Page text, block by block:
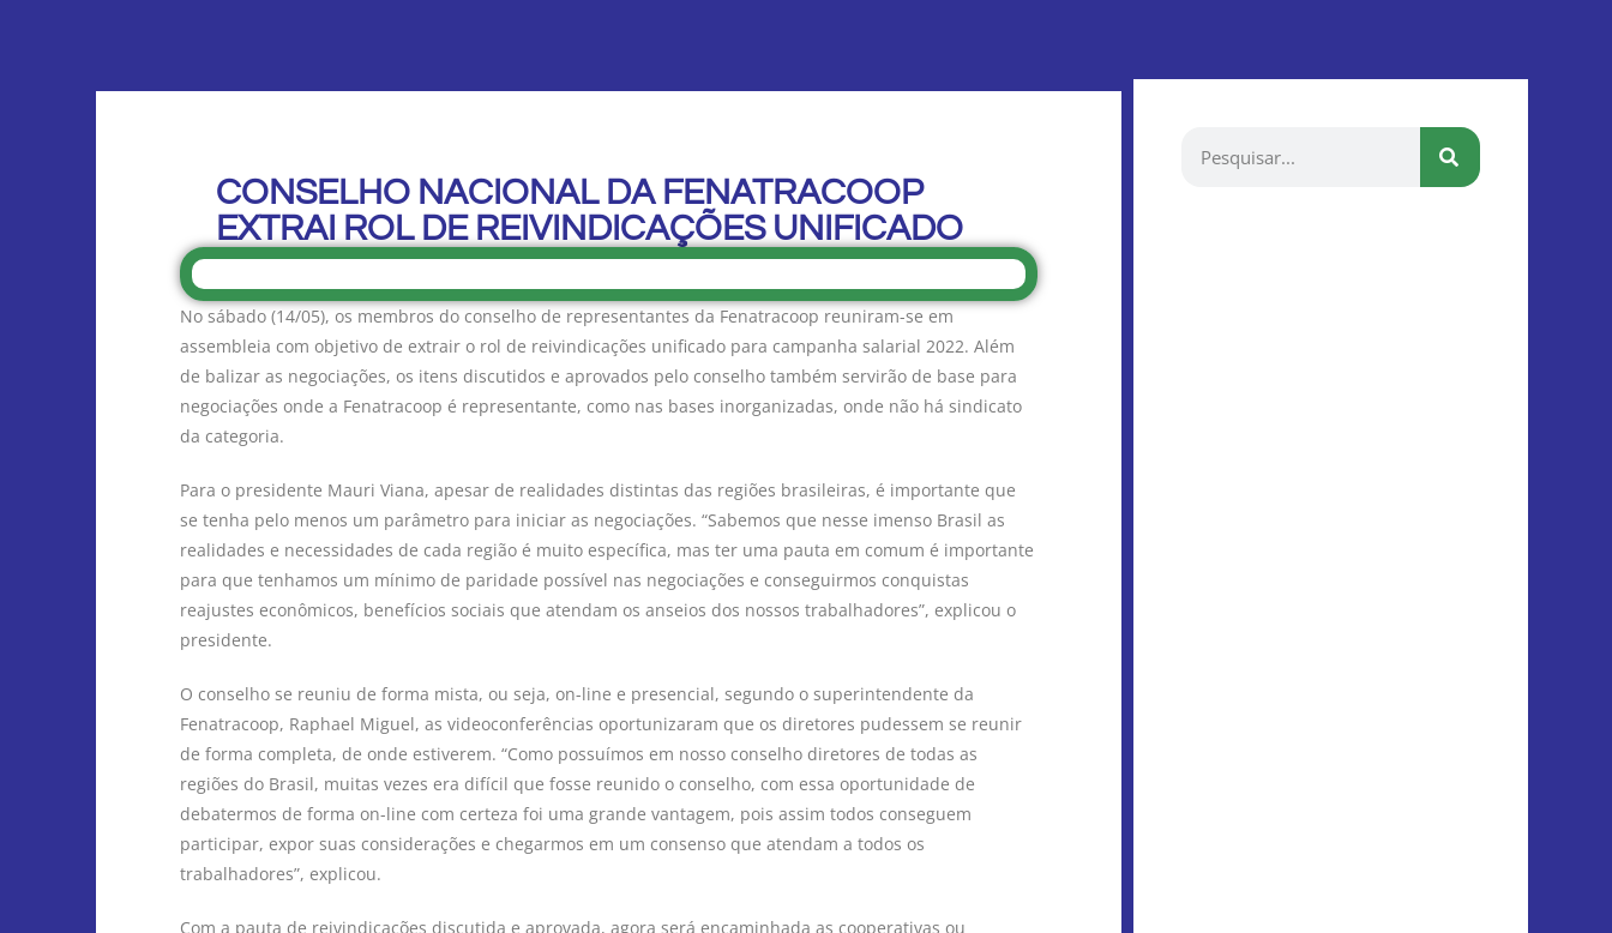
CONSELHO NACIONAL DA FENATRACOOP
EXTRAI ROL DE REIVINDICAÇÕES UNIFICADO
No sábado (14/05), os membros do conselho de representantes da Fenatracoop reuniram-se em
assembleia com objetivo de extrair o rol de reivindicações unificado para campanha salarial 2022. Além
de balizar as negociações, os itens discutidos e aprovados pelo conselho também servirão de base para
negociações onde a Fenatracoop é representante, como nas bases inorganizadas, onde não há sindicato
da categoria.
Para o presidente Mauri Viana, apesar de realidades distintas das regiões brasileiras, é importante que
se tenha pelo menos um parâmetro para iniciar as negociações. “Sabemos que nesse imenso Brasil as
realidades e necessidades de cada região é muito específica, mas ter uma pauta em comum é importante
para que tenhamos um mínimo de paridade possível nas negociações e conseguirmos conquistas
reajustes econômicos, benefícios sociais que atendam os anseios dos nossos trabalhadores”, explicou o
presidente.
O conselho se reuniu de forma mista, ou seja, on-line e presencial, segundo o superintendente da
Fenatracoop, Raphael Miguel, as videoconferências oportunizaram que os diretores pudessem se reunir
de forma completa, de onde estiverem. “Como possuímos em nosso conselho diretores de todas as
regiões do Brasil, muitas vezes era difícil que fosse reunido o conselho, com essa oportunidade de
debatermos de forma on-line com certeza foi uma grande vantagem, pois assim todos conseguem
participar, expor suas considerações e chegarmos em um consenso que atendam a todos os
trabalhadores”, explicou.
Com a pauta de reivindicações discutida e aprovada, agora será encaminhada as cooperativas ou